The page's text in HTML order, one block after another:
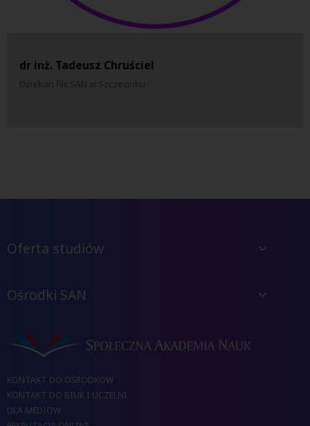
dr inż. Tadeusz Chruściel
Dziekan filii SAN w Szczecinku
Oferta studiów
Ośrodki SAN
KONTAKT DO OŚRODKÓW
KONTAKT DO BIUR I UCZELNI
DLA MEDIÓW